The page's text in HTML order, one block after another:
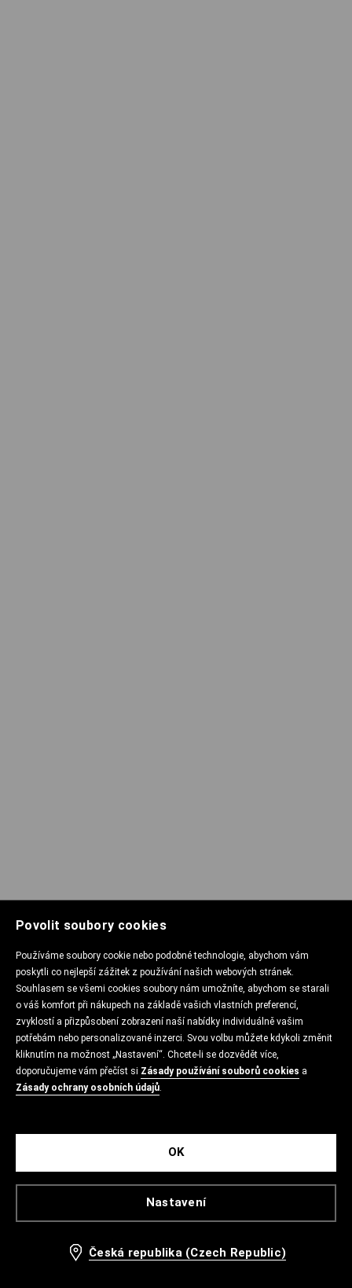
Povolit soubory cookies
Používáme soubory cookie nebo podobné technologie, abychom vám
poskytli co nejlepší zážitek z používání našich webových stránek.
Souhlasem se všemi cookies soubory nám umožníte, abychom se starali
o váš komfort při nákupech na základě vašich vlastních preferencí,
zvyklostí a přizpůsobení zobrazení naší nabídky individuálně vašim
potřebám nebo personalizované inzerci. Svou volbu můžete kdykoli změnit
kliknutím na možnost „Nastavení“. Chcete-li se dozvědět více,
doporučujeme vám přečíst si Zásady používání souborů cookies a
Zásady ochrany osobních údajů.
Nastavení
OK
Česká republika (Czech Republic)